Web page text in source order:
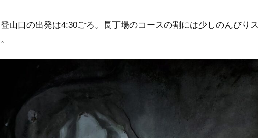
山口の出発は4:30ごろ。長丁場のコースの割には少しのんびりス